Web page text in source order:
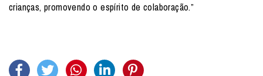
crianças, promovendo o espírito de colaboração.”